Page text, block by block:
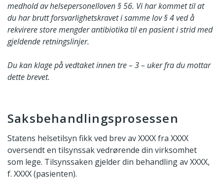
medhold av helsepersonelloven § 56. Vi har kommet til at
du har brutt forsvarlighetskravet i samme lov § 4 ved å
rekvirere store mengder antibiotika til en pasient i strid med
gjeldende retningslinjer.
Du kan klage på vedtaket innen tre – 3 – uker fra du mottar
dette brevet.
Saksbehandlingsprosessen
Statens helsetilsyn fikk ved brev av XXXX fra XXXX
oversendt en tilsynssak vedrørende din virksomhet
som lege. Tilsynssaken gjelder din behandling av XXXX,
f. XXXX (pasienten).